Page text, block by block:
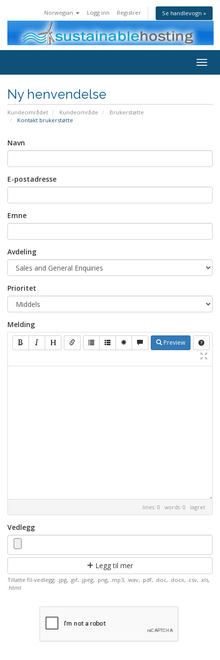
Norwegian Logg inn Registrer Se handlevogn »
Ny henvendelse
Kundeområdet Kundeområde
Brukerstøtte
Kontakt brukerstøtte
Navn
E-postadresse
Emne
Avdeling
Prioritet
Melding
Preview
lines: 0 words: 0 lagret
Vedlegg
Legg til mer
Tillatte fil-vedlegg: .jpg, .gif, .jpeg, .png, .mp3, .wav, .pdf, .doc, .docx, .csv, .xls,
.html